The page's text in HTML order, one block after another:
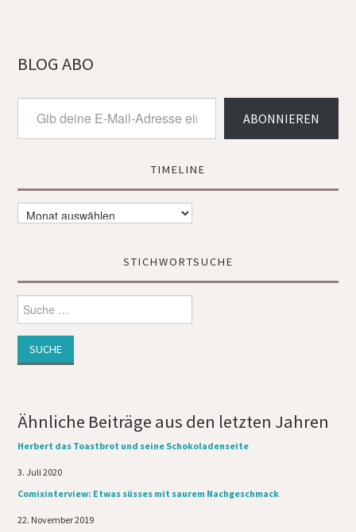
BLOG ABO
deine
E-
ABONNIEREN
TIMELINE
Timeline
STICHWORTSUCHE
Suche
nach:
Ähnliche Beiträge aus den letzten Jahren
Herbert das Toastbrot und seine Schokoladenseite
Datum
3. Juli 2020
Comixinterview: Etwas süsses mit saurem Nachgeschmack
Datum
22. November 2019